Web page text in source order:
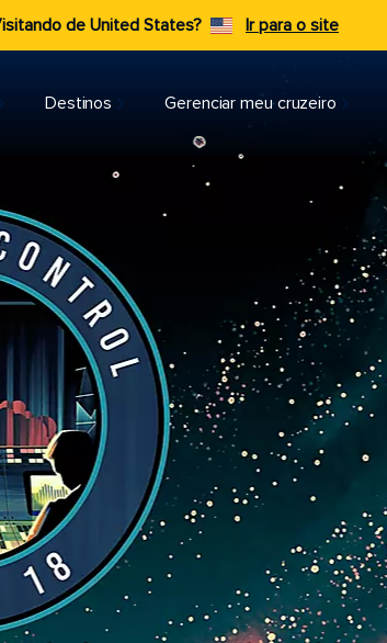
de United States? Ir para o site
Destinos Gerenciar meu cruzeiro